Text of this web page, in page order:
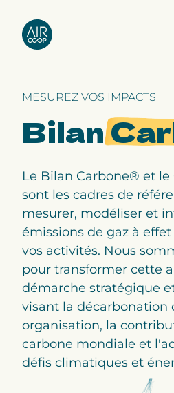
Nos expertises
Nos projets
Notre équipe
MESUREZ VOS IMPACTS
Bilan
Le Bilan Carbone® et le
sont les cadres de
mesurer, modéliser et
émissions de gaz à effet
vos activités. Nous
pour transformer cette
démarche stratégique
visant la décarbonation
organisation, la
carbone mondiale et
défis climatiques et